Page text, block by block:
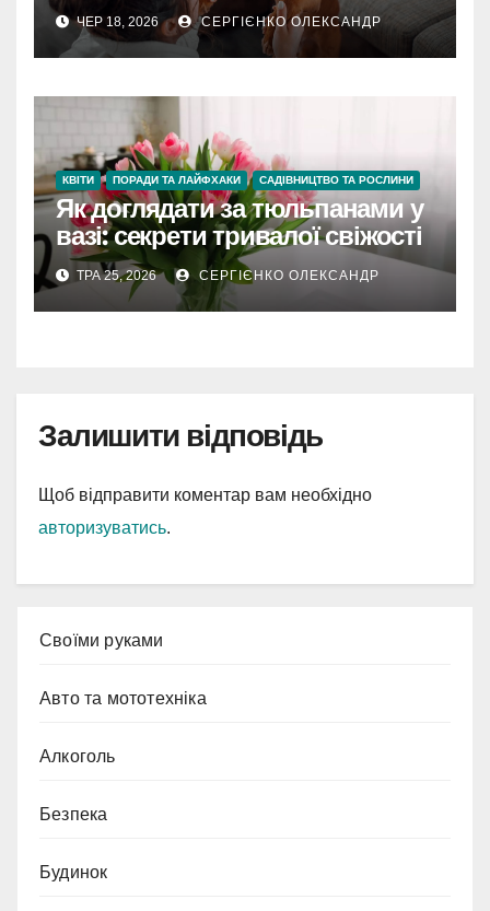
ЧЕР 18, 2026 СЕРГІЄНКО ОЛЕКСАНДР
КВІТИ ПОРАДИ ТА ЛАЙФХАКИ САДІВНИЦТВО ТА РОСЛИНИ
Як доглядати за тюльпанами у
вазі: секрети тривалої свіжості
ТРА 25, 2026 СЕРГІЄНКО ОЛЕКСАНДР
Залишити відповідь
Щоб відправити коментар вам необхідно
авторизуватись.
Cвоїми руками
Авто та мототехніка
Алкоголь
Безпека
Будинок